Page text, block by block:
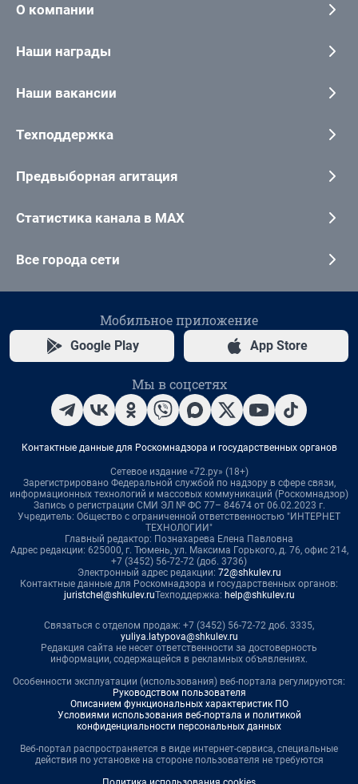
О компании
Наши награды
Наши вакансии
Техподдержка
Предвыборная агитация
Статистика канала в MAX
Все города сети
Мобильное приложение
Google Play App Store
Мы в соцсетях
Контактные данные для Роскомнадзора и государственных органов
Сетевое издание «72.ру» (18+)
Зарегистрировано Федеральной службой по надзору в сфере связи,
информационных технологий и массовых коммуникаций (Роскомнадзор)
Запись о регистрации СМИ ЭЛ № ФС 77– 84674 от 06.02.2023 г.
Учредитель: Общество с ограниченной ответственностью "ИНТЕРНЕТ
ТЕХНОЛОГИИ"
Главный редактор: Познахарева Елена Павловна
Адрес редакции: 625000, г. Тюмень, ул. Максима Горького, д. 76, офис 214,
+7 (3452) 56-72-72 (доб. 3736)
Электронный адрес редакции: 72@shkulev.ru
Контактные данные для Роскомнадзора и государственных органов:
juristchel@shkulev.ruТехподдержка: help@shkulev.ru
Связаться с отделом продаж: +7 (3452) 56-72-72 доб. 3335,
yuliya.latypova@shkulev.ru
Редакция сайта не несет ответственности за достоверность
информации, содержащейся в рекламных объявлениях.
Особенности эксплуатации (использования) веб-портала регулируются:
Руководством пользователя
Описанием функциональных характеристик ПО
Условиями использования веб-портала и политикой
конфиденциальности персональных данных
Веб-портал распространяется в виде интернет-сервиса, специальные
действия по установке на стороне пользователя не требуются